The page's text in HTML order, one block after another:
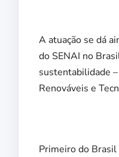
A atuação se dá
do SENAI no
sustentabilidade
Renováveis e
Primeiro do